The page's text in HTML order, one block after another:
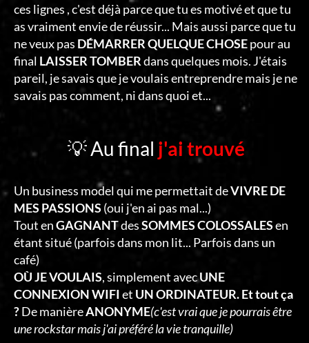
ces lignes , c'est déjà parce que tu es motivé et que tu
as vraiment envie de réussir... Mais aussi parce que tu
ne veux pas DÉMARRER QUELQUE CHOSEpour au
final LAISSER TOMBERdans quelques mois. J'étais
pareil, je savais que je voulais entreprendre mais je ne
savais pas comment, ni dans quoi et...
💡 Au final j'ai trouvé
Un business model qui me permettait deVIVRE DE
MES PASSIONS (oui j'en ai pas mal...)
Tout enGAGNANTdesSOMMES COLOSSALESen
étant situé (parfois dans mon lit... Parfois dans un
café)
OÙ JE VOULAIS, simplement avecUNE
CONNEXION WIFI et UN ORDINATEUR. Et tout ça
?De manièreANONYME(c'est vrai que je pourrais être
une rockstar mais j'ai préféré la vie tranquille)